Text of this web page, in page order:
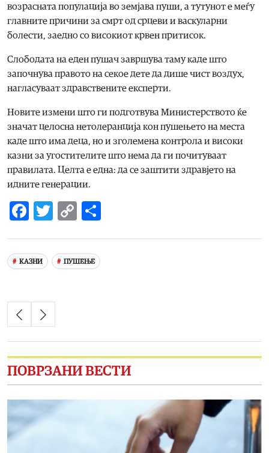
возрасната популација во земјава пуши, а тутунот е меѓу
главните причини за смрт од срцеви и васкуларни
болести, заедно со високиот крвен притисок.
Слободата на еден пушач завршува таму каде што
започнува правото на секое дете да дише чист воздух,
нагласуваат здравствените експерти.
Новите измени што ги подготвува Министерството ќе
значат целосна нетолеранција кон пушењето на места
каде што има деца, но и зголемена контрола и високи
казни за угостителите што нема да ги почитуваат
правилата. Целта е една: да се заштити здравјето на
идните генерации.
Facebook
Twitter
Copy
КАЗНИ ПУШЕЊЕ
ПОВРЗАНИ ВЕСТИ